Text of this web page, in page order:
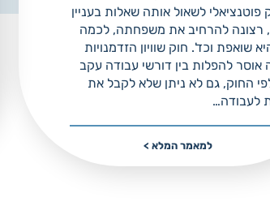
פוטנציאלי לשאול אותה שאלות בעניין
רצונה להרחיב את משפחתה, לכמה
שואפת וכד'. חוק שוויון הזדמנויות
אוסר להפלות בין דורשי עבודה עקב
לפי החוק, גם לא ניתן שלא לקבל את
לעבודה…
למאמר המלא >